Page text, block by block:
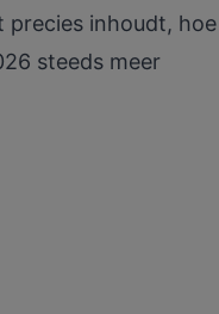
inhoudt, hoe
steeds meer